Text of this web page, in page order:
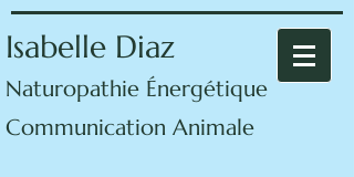
Isabelle Diaz
Naturopathie Énergétique
Communication Animale